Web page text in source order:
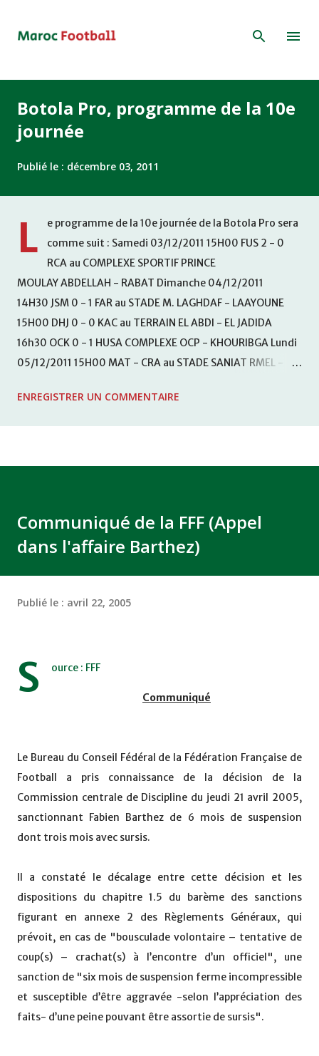
Botola Pro, programme de la 10e
journée
Publié le : décembre 03, 2011
L
e programme de la 10e journée de la Botola Pro sera
comme suit : Samedi 03/12/2011 15H00 FUS 2 - 0
RCA au COMPLEXE SPORTIF PRINCE
MOULAY ABDELLAH - RABAT Dimanche 04/12/2011
14H30 JSM 0 - 1 FAR au STADE M. LAGHDAF - LAAYOUNE
15H00 DHJ 0 - 0 KAC au TERRAIN EL ABDI - EL JADIDA
16h30 OCK 0 - 1 HUSA COMPLEXE OCP - KHOURIBGA Lundi
05/12/2011 15H00 MAT - CRA au STADE SANIAT RMEL -
KHEMISET Mardi 06/12/2011 15H00 WAF - OCS au
ENREGISTRER UN COMMENTAIRE
Communiqué de la FFF (Appel
dans l'affaire Barthez)
Publié le : avril 22, 2005
S ource : FFF
Communiqué
Le Bureau du Conseil Fédéral de la Fédération Française de
Football a pris connaissance de la décision de la
Commission centrale de Discipline du jeudi 21 avril 2005,
sanctionnant Fabien Barthez de 6 mois de suspension
dont trois mois avec sursis.
Il a constaté le décalage entre cette décision et les
dispositions du chapitre 1.5 du barème des sanctions
figurant en annexe 2 des Règlements Généraux, qui
prévoit, en cas de "bousculade volontaire – tentative de
coup(s) – crachat(s) à l’encontre d’un officiel", une
sanction de "six mois de suspension ferme incompressible
et susceptible d’être aggravée -selon l’appréciation des
faits- d’une peine pouvant être assortie de sursis".